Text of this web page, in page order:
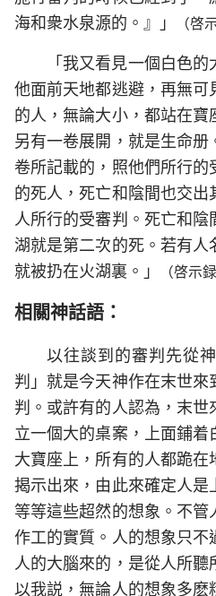
海和衆水泉源的。』」
（啓
「我又看見一個白色
他面前天地都逃避，再無可
的人，無論大小，都站在寶
另有一卷展開，就是生命
卷所記載的，照他們所行的
的死人，死亡和陰間也交
人所行的受審判。死亡和
湖就是第二次的死。若有
就被扔在火湖裏。」
（啓示
相關神話語：
以往談到的審判先從
判」就是今天神作在末世來
判。或許有的人認為，末世
立一個大的桌案，上面鋪着
大寶座上，所有的人都跪
揭示出來，由此來確定人是
等等這些超然的想象。不
作工的實質。人的想象只不
人的大腦來的，是從人所
以我説，無論人的想象多麽